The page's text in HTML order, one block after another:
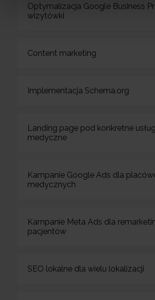
Optymalizacja Google Business
wizytówki
Content marketing
Implementacja Schema.org
Landing page pod konkretne
medyczne
Kampanie Google Ads dla
medycznych
Kampanie Meta Ads dla
pacjentów
SEO lokalne dla wielu lokalizacji